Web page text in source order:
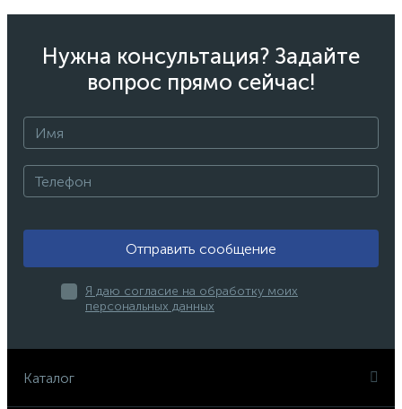
Нужна консультация? Задайте
вопрос прямо сейчас!
Отправить сообщение
Я даю согласие на обработку моих
персональных данных
Каталог